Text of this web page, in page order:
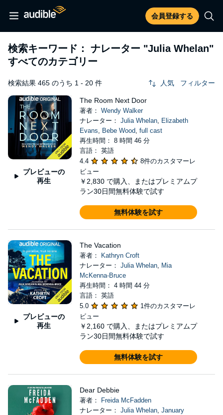
会員登録する
検索キーワード： ナレーター "Julia Whelan"
すべてのカテゴリー
検索結果 465 のうち 1 - 20 件 人気 フィルター
プレビューの
再生
The Room Next Door
著者： Wendy Walker
ナレーター： Julia Whelan, Elizabeth
Evans, Bebe Wood, full cast
再生時間： 8 時間 46 分
言語： 英語
4.4
8件のカスタマーレ
ビュー
￥2,830 で購入、またはプレミアムプ
ラン30日間無料体験で試す
無料体験を試す
プレビューの
再生
The Vacation
著者：
Kathryn Croft
ナレーター： Julia Whelan, Mia
McKenna-Bruce
再生時間： 4 時間 44 分
言語： 英語
5.0
1件のカスタマーレ
ビュー
￥2,160 で購入、またはプレミアムプ
ラン30日間無料体験で試す
無料体験を試す
Dear Debbie
著者：
Freida McFadden
ナレーター： Julia Whelan, January